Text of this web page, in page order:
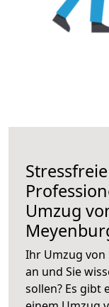
Umzug
Ihr Umzug
an und Sie
sollen? Es gibt